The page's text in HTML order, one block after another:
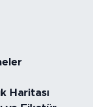
Haritası